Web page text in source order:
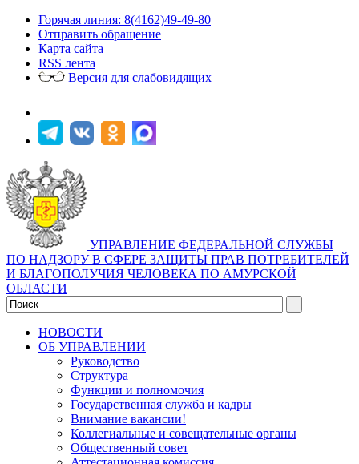
Горячая линия: 8(4162)49-49-80
Отправить обращение
Карта сайта
RSS лента
Версия для слабовидящих
УПРАВЛЕНИЕ ФЕДЕРАЛЬНОЙ СЛУЖБЫ
ПО НАДЗОРУ В СФЕРЕ ЗАЩИТЫ ПРАВ ПОТРЕБИТЕЛЕЙ
И БЛАГОПОЛУЧИЯ ЧЕЛОВЕКА ПО АМУРСКОЙ
ОБЛАСТИ
НОВОСТИ
ОБ УПРАВЛЕНИИ
Руководство
Структура
Функции и полномочия
Государственная служба и кадры
Внимание вакансии!
Коллегиальные и совещательные органы
Общественный совет